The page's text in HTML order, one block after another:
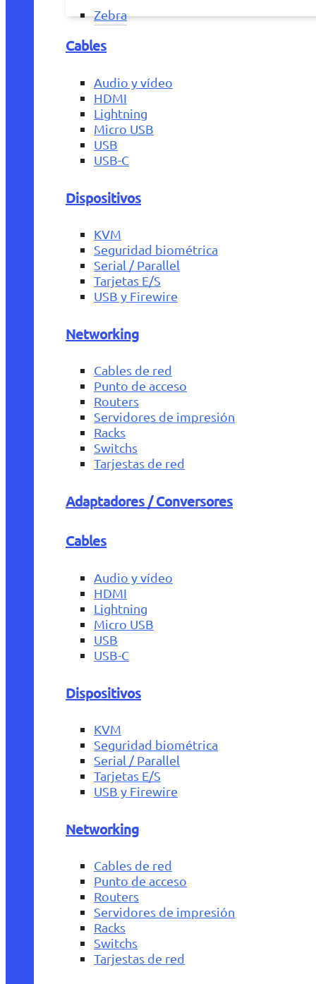
Zebra
Cables
Audio y vídeo
HDMI
Lightning
Micro USB
USB
USB-C
Dispositivos
KVM
Seguridad biométrica
Serial / Parallel
Tarjetas E/S
USB y Firewire
Networking
Cables de red
Punto de acceso
Routers
Servidores de impresión
Racks
Switchs
Tarjestas de red
Adaptadores / Conversores
Cables
Audio y vídeo
HDMI
Lightning
Micro USB
USB
USB-C
Dispositivos
KVM
Seguridad biométrica
Serial / Parallel
Tarjetas E/S
USB y Firewire
Networking
Cables de red
Punto de acceso
Routers
Servidores de impresión
Racks
Switchs
Tarjestas de red